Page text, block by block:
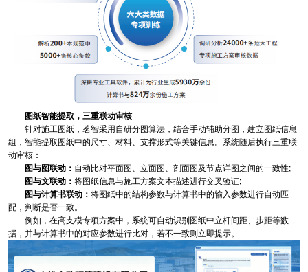
图纸智能提取，三重联动审核
针对施工图纸，茗智采用自研分图算法，结合手动辅助分图，建立图纸信息
组，智能提取图纸中的尺寸、材料、支撑形式等关键信息。系统随后执行三重联
动审核：
图与图联动： 自动比对平面图、立面图、剖面图及节点详图之间的一致性;
图与文联动： 将图纸信息与施工方案文本描述进行交叉验证;
图与计算书联动： 将图纸中的结构参数与计算书中的输入参数进行自动匹
配，判断是否一致。
例如，在高支模专项方案中，系统可自动识别图纸中立杆间距、步距等数
据，并与计算书中的对应参数进行比对，若不一致则立即提示。